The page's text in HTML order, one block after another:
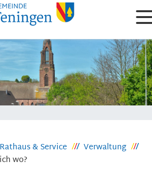
Rathaus & Service
Verwaltung
wo?